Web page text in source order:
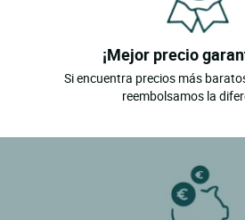
¡Mejor precio
Si encuentra precios más
reembolsamos la